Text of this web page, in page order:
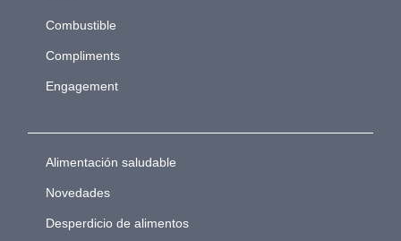
Combustible
Compliments
Engagement
Alimentación saludable
Novedades
Desperdicio de alimentos